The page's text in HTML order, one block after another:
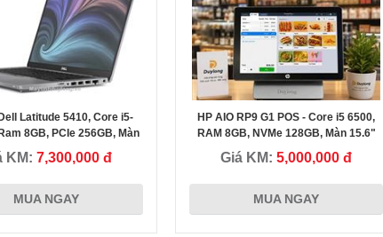
Latitude 5410, Core i5-
8GB, PCIe 256GB, Màn
14" FHD IPS
KM: 7,300,000 đ
MUA NGAY
HP AIO RP9 G1 POS - Core i5 6500,
RAM 8GB, NVMe 128GB, Màn 15.6"
Cảm Ứng + Màn Phụ 14"
Giá KM: 5,000,000 đ
MUA NGAY
cho
Chị Trân - Nha Trang Khánh Hòa
từ hành động nói thẳng vào vấn đề khi cung cấp máy tính iMac